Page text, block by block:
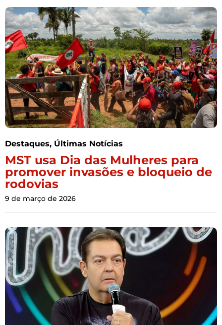
Destaques, Últimas Notícias
MST usa Dia das Mulheres para
promover invasões e bloqueio de
rodovias
9 de março de 2026